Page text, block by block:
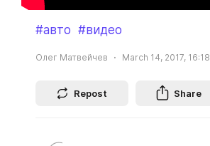
#авто #видео
Олег Матвейчев March 14, 2017, 16:18
Repost Share